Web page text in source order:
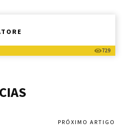
729
PRÓXIMO ARTIGO